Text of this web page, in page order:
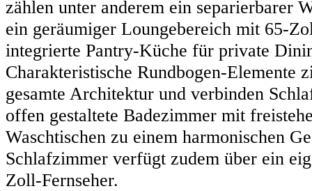
zählen unter anderem ein separierbarer
ein geräumiger Loungebereich mit 65-
integrierte Pantry-Küche für private
Charakteristische Rundbogen-Elemente
gesamte Architektur und verbinden
offen gestaltete Badezimmer mit
Waschtischen zu einem harmonischen
Schlafzimmer verfügt zudem über ein
Zoll-Fernseher.